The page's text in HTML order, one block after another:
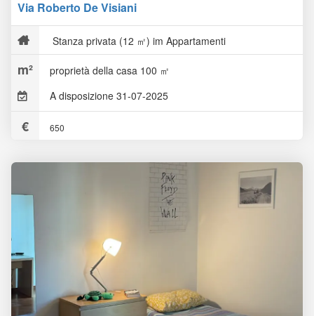
Via Roberto De Visiani
Stanza privata (12 ㎡) im Appartamenti
proprietà della casa 100 ㎡
A disposizione 31-07-2025
650